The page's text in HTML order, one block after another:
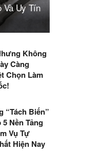
Và Uy Tín
Không
Càng
Chọn Làm
“Tách Biến”
Nền Tảng
Vụ Tự
Hiện Nay